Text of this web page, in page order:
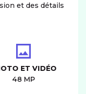
et des détails
ET VIDÉO
48 MP